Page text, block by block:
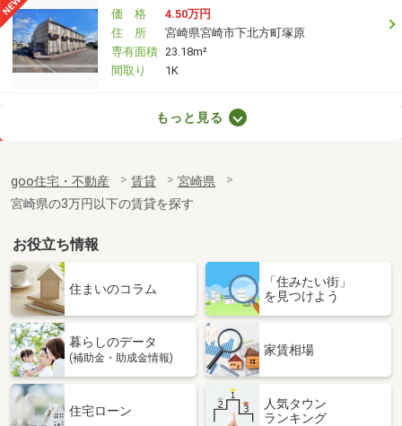
価 格
4.50万円
住 所
宮崎県宮崎市下北方町塚原
専有面積 23.18m²
間取り
1K
専有面積
19.87m²
間取り
1K
宮崎県宮崎市下北方町塚原
価 格
4.90万円
宮崎県宮崎市下北方町塚原
専有面積 23.18m²
間取り
宮崎県宮崎市吉村町
もっと見る
goo住宅・不動産 賃貸
宮崎県
宮崎県の3万円以下の賃貸を探す
お役立ち情報
住まいのコラム
「住みたい街」
を見つけよう
暮らしのデータ
(補助金・助成金情報)
家賃相場
住宅ローン
人気タウン
ランキング